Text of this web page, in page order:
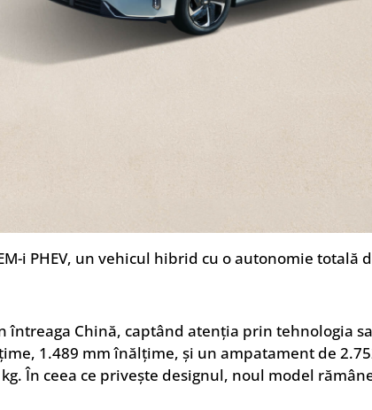
i PHEV, un vehicul hibrid cu o autonomie totală
întreaga Chină, captând atenția prin tehnologia
1.489 mm înălțime, și un ampatament de
În ceea ce privește designul, noul model